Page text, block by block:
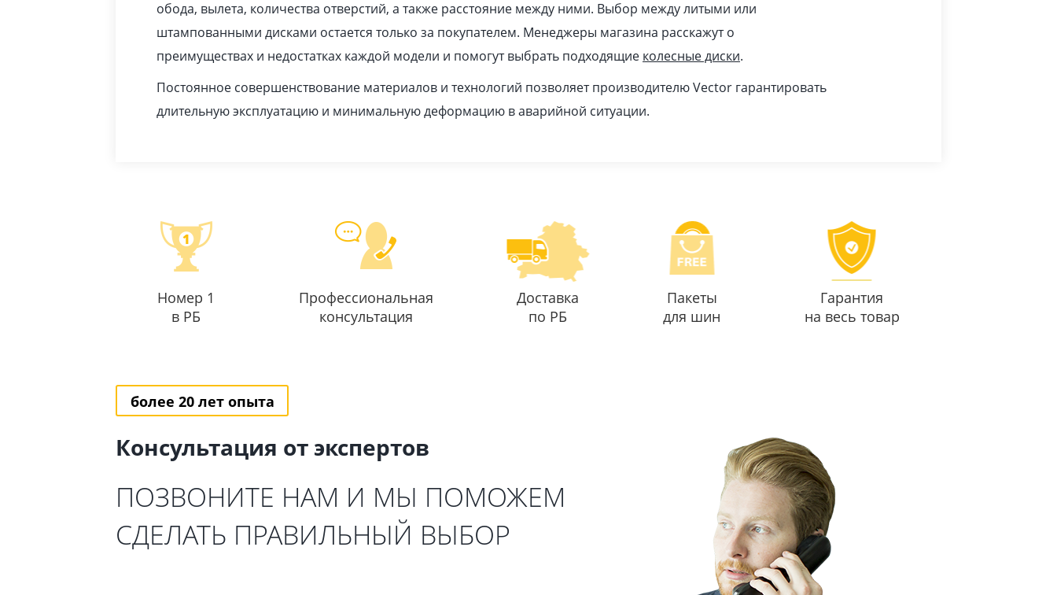
обода, вылета, количества отверстий, а также расстояние между ними. Выбор между литыми или
штампованными дисками остается только за покупателем. Менеджеры магазина расскажут о
преимуществах и недостатках каждой модели и помогут выбрать подходящие колесные диски.
Постоянное совершенствование материалов и технологий позволяет производителю Vector гарантировать
длительную эксплуатацию и минимальную деформацию в аварийной ситуации.
Номер 1
в РБ
Профессиональная
консультация
Доставка
по РБ
Пакеты
для шин
Гарантия
на весь товар
более 20 лет опыта
Консультация от экспертов
ПОЗВОНИТЕ НАМ И МЫ ПОМОЖЕМ
СДЕЛАТЬ ПРАВИЛЬНЫЙ ВЫБОР